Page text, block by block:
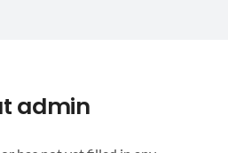
admin